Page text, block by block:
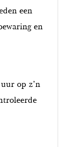
een
en
op z’n